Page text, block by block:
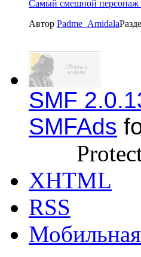
Самый смешной
Автор Padme_Amidala
SMF
SMFAds
XHTML
RSS